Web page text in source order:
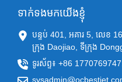
ទាក់ទងមកយើងខ្ញុំ
បន្ទប់ 401, អគារ 5, លេខ
ក្រុង Daojiao, ទីក្រុង
ទូរស័ព្ទ៖ +86